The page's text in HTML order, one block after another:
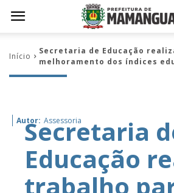
Início
Secretaria de Educação
melhoramento dos índices
Autor: Assessoria
Secretaria
Educação
trabalho